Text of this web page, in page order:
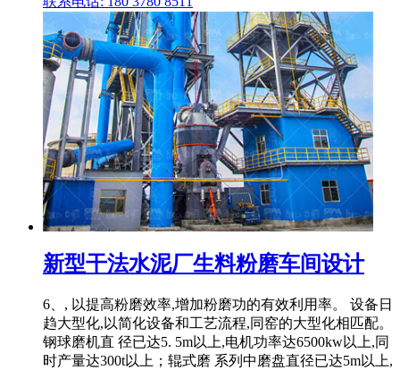
新型干法水泥厂生料粉磨车间设计
6、, 以提高粉磨效率,增加粉磨功的有效利用率。 设备日
趋大型化,以简化设备和工艺流程,同窑的大型化相匹配。
钢球磨机直 径已达5. 5m以上,电机功率达6500kw以上,同
时产量达300t以上；辊式磨 系列中磨盘直径已达5m以上,